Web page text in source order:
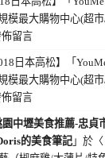
模最大購物中心(超
留言
日本高松】「
模最大購物中心(超
留言
中壢美食推薦-忠貞
的美食筆記 」於〈